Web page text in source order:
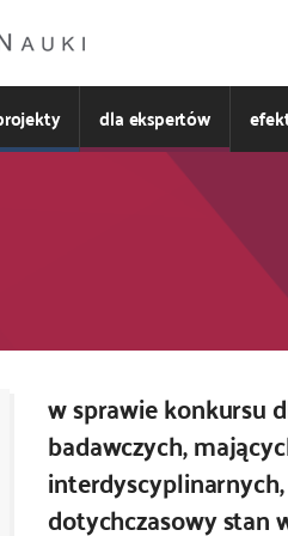
dla ekspertów
w sprawie konkursu
badawczych,
dotychczasowy stan